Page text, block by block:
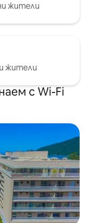
жители
жители
с Wi-Fi